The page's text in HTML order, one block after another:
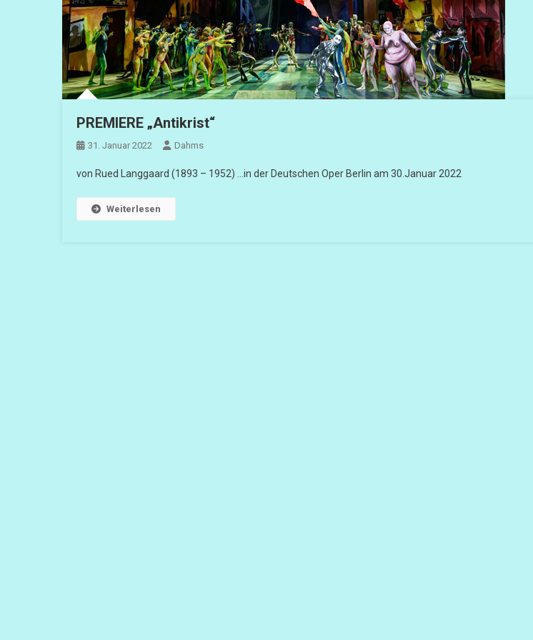
PREMIERE „Antikrist“
31. Januar 2022 Dahms
von Rued Langgaard (1893 – 1952) …in der Deutschen Oper Berlin am 30.Januar 2022
Weiterlesen